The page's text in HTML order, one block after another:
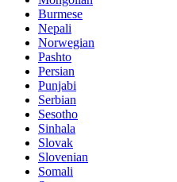
Burmese
Nepali
Norwegian
Pashto
Persian
Punjabi
Serbian
Sesotho
Sinhala
Slovak
Slovenian
Somali